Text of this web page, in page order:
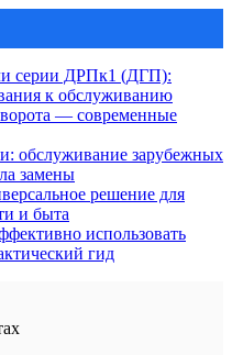
серии ДРПк1 (ДГП):
к обслуживанию
— современные
обслуживание зарубежных
замены
решение для
и быта
использовать
гид